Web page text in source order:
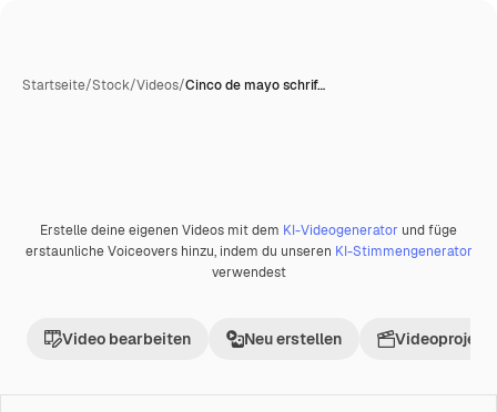
Startseite/Stock/Videos/Cinco de mayo schrif…
Premium
Erstelle deine eigenen Videos mit dem KI-Videogenerator und füge
erstaunliche Voiceovers hinzu, indem du unseren KI-Stimmengenerator
verwendest
Video bearbeiten Neu erstellen Videoprojekt